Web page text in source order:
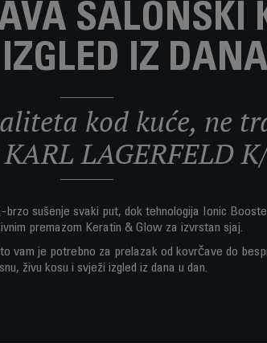
SALONSKI
IZ
kod kuće, ne
LAGERFELD
brzo sušenje svaki put, dok tehnologija Ionic
premazom Keratin & Glow za izvrstan sjaj.
vam je potrebno za prelazak od kovrčave do
živu kosu i svježi izgled iz dana u dan.